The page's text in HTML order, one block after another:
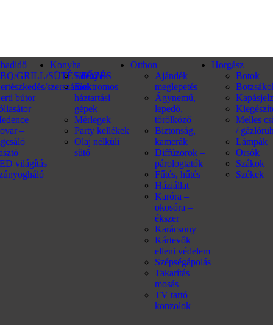
GRILL/SÜTÉS/FŐZÉS
szerszámok
bútor
–
világítás
Konyha
Edények
Elektromos
háztartási
gépek
Mérlegek
Party kellékek
Olaj nélküli
sütő
Otthon
Ajándék –
meglepetés
Ágynemű,
lepedő,
törölköző
Biztonság,
kamerák
Diffúzorok –
párologtatók
Fűtés, hűtés
Háziállat
Karóra –
okosóra –
ékszer
Karácsony
Kártevők
elleni védelem
Szépségápolás
Takarítás –
mosás
TV tartó
konzolok
Horgász
Botok
Melles
/
Lámpák
Orsók
Szákok
Székek